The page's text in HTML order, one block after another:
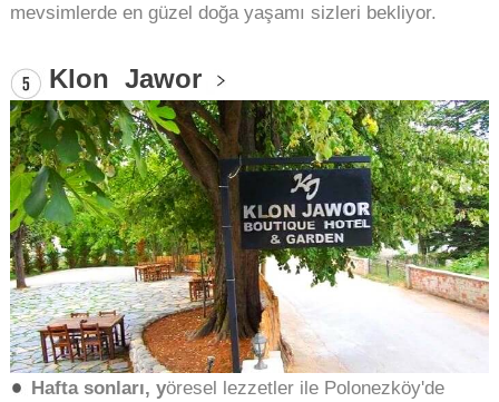
mevsimlerde en güzel doğa yaşamı sizleri bekliyor.
Klon Jawor
Hafta sonları, yöresel lezzetler ile Polonezköy'de